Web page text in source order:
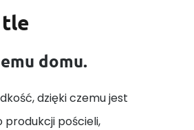
tle
domu.
dzięki czemu jest
produkcji pościeli,